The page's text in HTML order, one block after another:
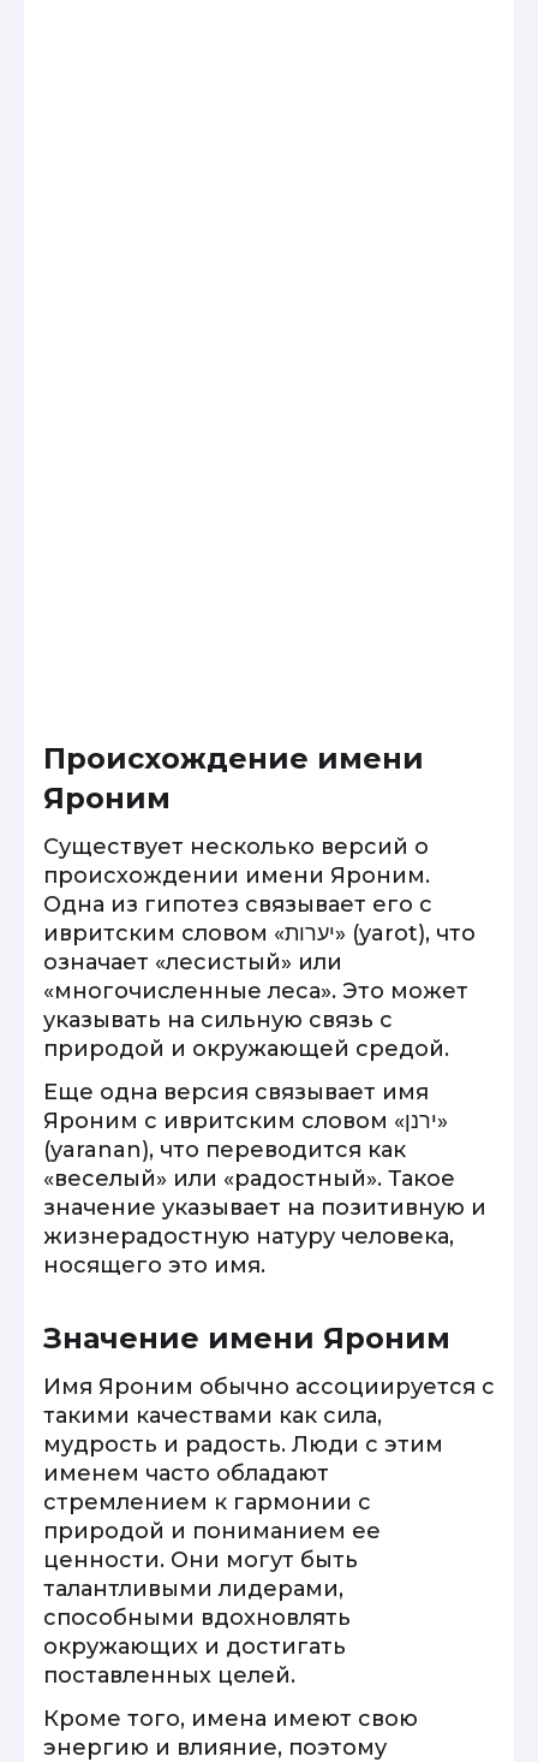
Происхождение имени
Яроним
Существует несколько версий о
происхождении имени Яроним.
Одна из гипотез связывает его с
ивритским словом «יערות» (yarot), что
означает «лесистый» или
«многочисленные леса». Это может
указывать на сильную связь с
природой и окружающей средой.
Еще одна версия связывает имя
Яроним с ивритским словом «ירנן»
(yaranan), что переводится как
«веселый» или «радостный». Такое
значение указывает на позитивную и
жизнерадостную натуру человека,
носящего это имя.
Значение имени Яроним
Имя Яроним обычно ассоциируется с
такими качествами как сила,
мудрость и радость. Люди с этим
именем часто обладают
стремлением к гармонии с
природой и пониманием ее
ценности. Они могут быть
талантливыми лидерами,
способными вдохновлять
окружающих и достигать
поставленных целей.
Кроме того, имена имеют свою
энергию и влияние, поэтому